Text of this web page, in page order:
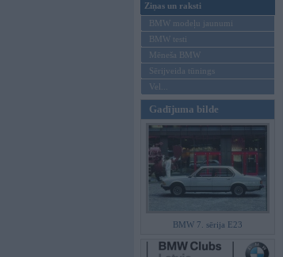
Ziņas un raksti
BMW modeļu jaunumi
BMW testi
Mēneša BMW
Sērijveida tūnings
Vel...
Gadījuma bilde
BMW 7. sērija E23